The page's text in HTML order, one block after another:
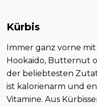
Kürbis
Immer ganz vorne
Hookaido, Butternut
der beliebtesten
ist kalorienarm und
Vitamine. Aus